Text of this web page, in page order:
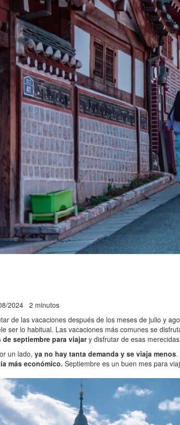
2024 2 minutos
de las vacaciones después de los meses de julio y
ser lo habitual. Las vacaciones más comunes se
de septiembre para viajary disfrutar de esas
un lado, ya no hay tanta demanda y se viaja menos
más económico. Septiembre es un buen mes para